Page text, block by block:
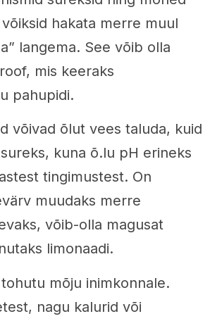
hakata merre muul
langema. See võib olla
mis keeraks
pahupidi.
võivad õlut vees taluda, kuid
kuna õ.lu pH erineks
tingimustest. On
muudaks merre
võib-olla magusat
limonaadi.
mõju inimkonnale.
nagu kalurid või